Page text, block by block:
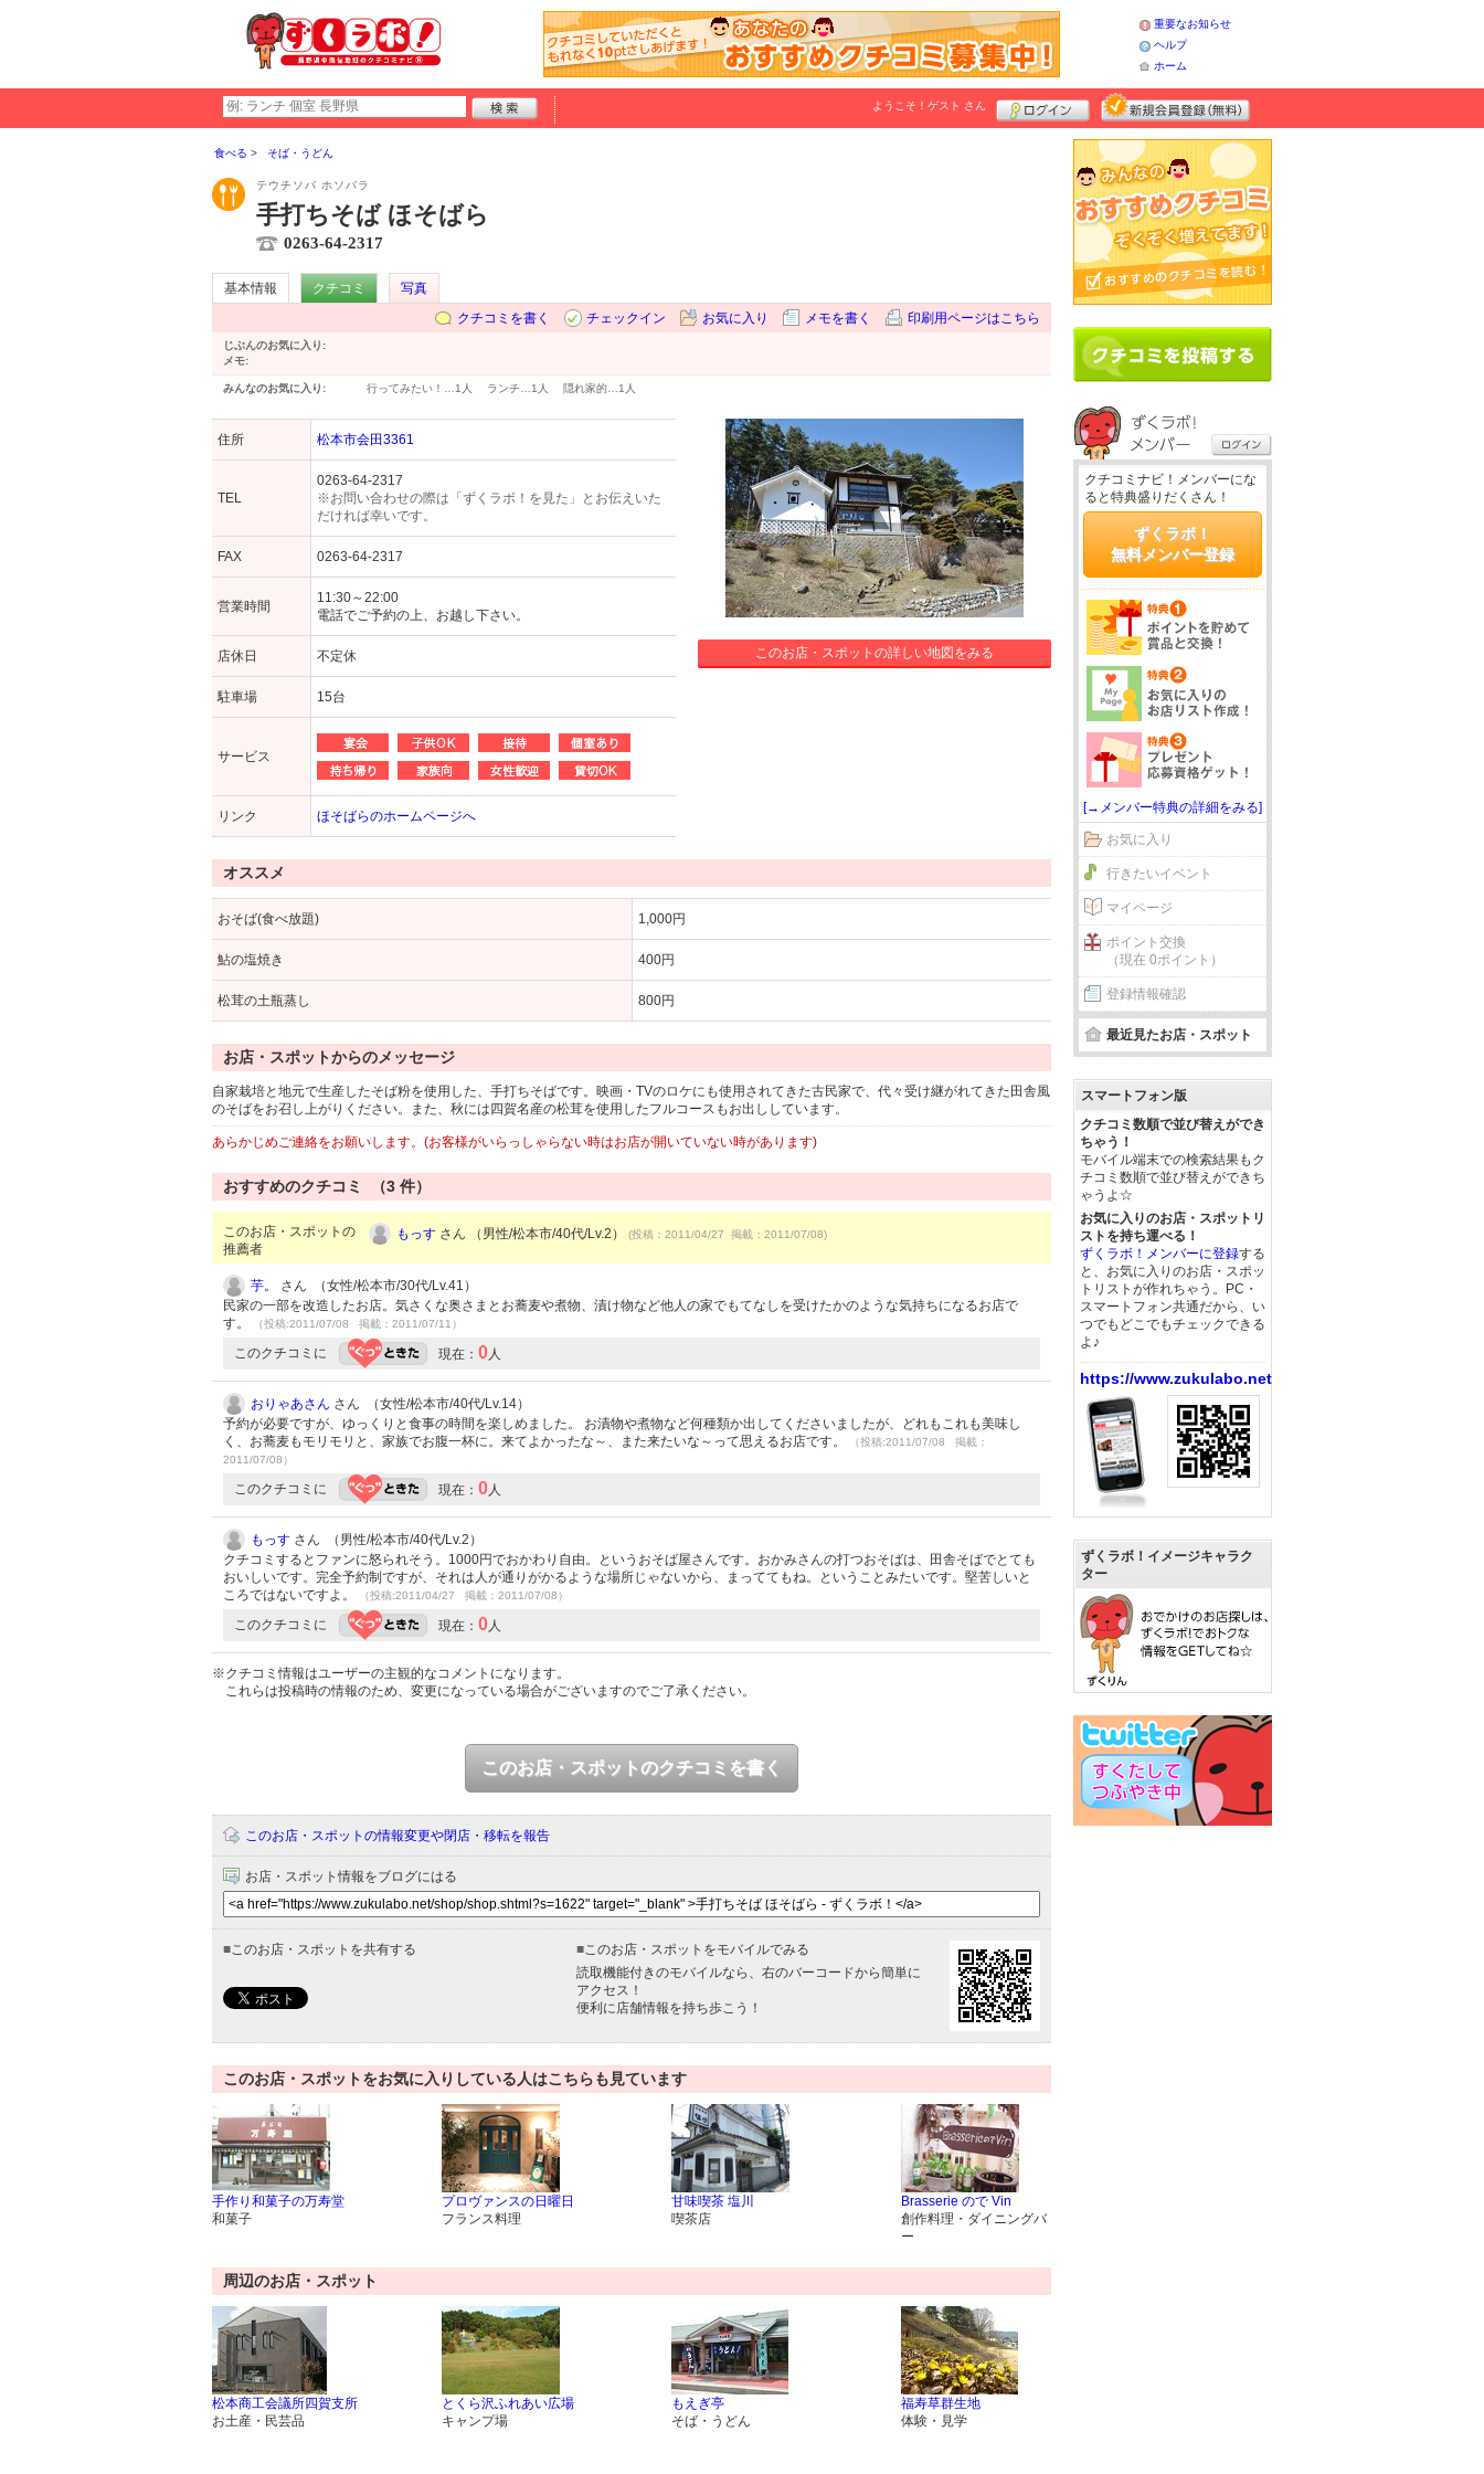
重要なお知らせ
ヘルプ
ホーム
ようこそ！ ゲスト さん
食べる そば・うどん
テウチソバ ホソバラ
手打ちそば ほそばら
0263-64-2317
基本情報 クチコミ
写真
クチコミを書く
チェックイン お気に入り メモを書く 印刷用ページはこちら
じぶんのお気に入り:
メモ:
みんなのお気に入り: 行ってみたい！… 1人 ランチ… 1人 隠れ家的… 1人
住所 松本市会田3361
TEL
0263-64-2317
※お問い合わせの際は「ずくラボ！を見た」とお伝えいた
だければ幸いです。
FAX 0263-64-2317
営業時間
11:30～22:00
電話でご予約の上、お越し下さい。
店休日 不定休
駐車場 15台
サービス
リンク ほそばらのホームページへ
このお店・スポットの詳しい地図をみる
オススメ
おそば(食べ放題) 1,000円
鮎の塩焼き 400円
松茸の土瓶蒸し 800円
お店・スポットからのメッセージ
自家栽培と地元で生産したそば粉を使用した、手打ちそばです。映画・TVのロケにも使用されてきた古民家で、代々受け継がれてきた田舎風
のそばをお召し上がりください。また、秋には四賀名産の松茸を使用したフルコースもお出ししています。
あらかじめご連絡をお願いします。(お客様がいらっしゃらない時はお店が開いていない時があります)
おすすめのクチコミ （3 件）
このお店・スポットの
推薦者
もっす さん （男性/松本市/40代/Lv.2） (投稿：2011/04/27 掲載：2011/07/08)
芋。
さん （女性/松本市/30代/Lv.41）
民家の一部を改造したお店。気さくな奥さまとお蕎麦や煮物、漬け物など他人の家でもてなしを受けたかのような気持ちになるお店で
す。
（投稿:2011/07/08 掲載：2011/07/11）
このクチコミに 現在： 0人
おりゃあさん さん （女性/松本市/40代/Lv.14）
予約が必要ですが、ゆっくりと食事の時間を楽しめました。 お漬物や煮物など何種類か出してくださいましたが、どれもこれも美味し
く、お蕎麦もモリモリと、家族でお腹一杯に。来てよかったな～、また来たいな～って思えるお店です。
（投稿:2011/07/08 掲載：
2011/07/08）
このクチコミに 現在： 0人
もっす さん （男性/松本市/40代/Lv.2）
クチコミするとファンに怒られそう。1000円でおかわり自由。というおそば屋さんです。おかみさんの打つおそばは、田舎そばでとても
おいしいです。完全予約制ですが、それは人が通りがかるような場所じゃないから、まっててもね。ということみたいです。堅苦しいと
ころではないですよ。
（投稿:2011/04/27 掲載：2011/07/08）
このクチコミに 現在： 0人
※クチコミ情報はユーザーの主観的なコメントになります。
これらは投稿時の情報のため、変更になっている場合がございますのでご了承ください。
このお店・スポットのクチコミを書く
このお店・スポットの情報変更や閉店・移転を報告
お店・スポット情報をブログにはる
■このお店・スポットを共有する ■このお店・スポットをモバイルでみる
読取機能付きのモバイルなら、右のバーコードから簡単に
アクセス！
便利に店舗情報を持ち歩こう！
このお店・スポットをお気に入りしている人はこちらも見ています
手作り和菓子の万寿堂
和菓子
プロヴァンスの日曜日
フランス料理
甘味喫茶 塩川
喫茶店
Brasserie ので Vin
創作料理・ダイニングバ
ー
周辺のお店・スポット
松本商工会議所四賀支所
お土産・民芸品
とくら沢ふれあい広場
キャンプ場
もえぎ亭
そば・うどん
福寿草群生地
体験・見学
クチコミナビ！メンバーにな
ると特典盛りだくさん！
ずくラボ！
無料メンバー登録
[→メンバー特典の詳細をみる]
お気に入り
行きたいイベント
マイページ
ポイント交換
（現在 0ポイント）
登録情報確認
最近見たお店・スポット
スマートフォン版
クチコミ数順で並び替えができ
ちゃう！
モバイル端末での検索結果もク
チコミ数順で並び替えができち
ゃうよ☆
お気に入りのお店・スポットリ
ストを持ち運べる！
ずくラボ！メンバーに登録する
と、お気に入りのお店・スポッ
トリストが作れちゃう。PC・
スマートフォン共通だから、い
つでもどこでもチェックできる
よ♪
https://www.zukulabo.net/
ずくラボ！イメージキャラク
ター